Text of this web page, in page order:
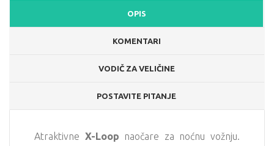
OPIS
KOMENTARI
VODIČ ZA VELIČINE
POSTAVITE PITANJE
Atraktivne X-Loop naočare za noćnu vožnju.